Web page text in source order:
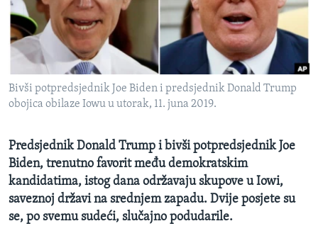
MAGAZIN
O GLASU AMERIKE
Learning English
PRATITE NAS
Jezici
Bivši potpredsjednik Joe Biden i predsjednik Donald Trump
obojica obilaze Iowu u utorak, 11. juna 2019.
Predsjednik Donald Trump i bivši potpredsjednik Joe
Biden, trenutno favorit među demokratskim
kandidatima, istog dana održavaju skupove u Iowi,
saveznoj državi na srednjem zapadu. Dvije posjete su
se, po svemu sudeći, slučajno podudarile.